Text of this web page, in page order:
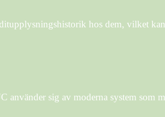
hos dem, vilket
använder sig av moderna system som